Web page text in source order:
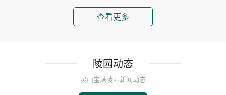
查看更多
陵园动态
灵山宝塔陵园新闻动态